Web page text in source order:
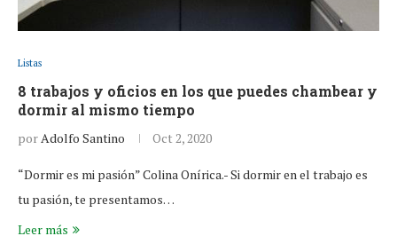
Listas
8 trabajos y oficios en los que puedes chambear y
dormir al mismo tiempo
porAdolfo Santino Oct 2, 2020
“Dormir es mi pasión” Colina Onírica.- Si dormir en el trabajo es
tu pasión, te presentamos…
Leer más